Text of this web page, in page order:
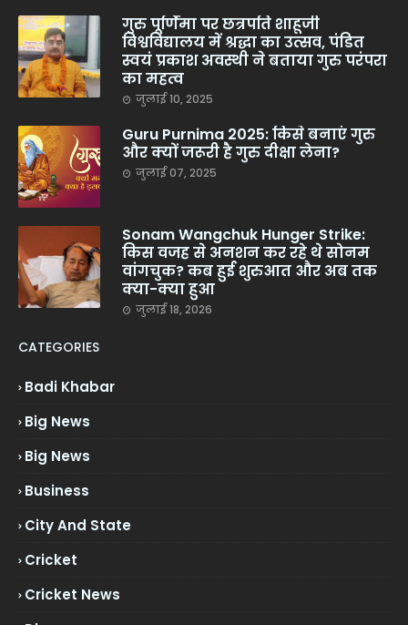
गुरु पूर्णिमा पर छत्रपति शाहूजी
विश्वविद्यालय में श्रद्धा का उत्सव, पंडित
स्वयं प्रकाश अवस्थी ने बताया गुरु परंपरा
का महत्व
जुलाई 10, 2025
Guru Purnima 2025: किसे बनाएं गुरु
और क्यों जरूरी है गुरु दीक्षा लेना?
जुलाई 07, 2025
Sonam Wangchuk Hunger Strike:
किस वजह से अनशन कर रहे थे सोनम
वांगचुक? कब हुई शुरुआत और अब तक
क्या-क्या हुआ
जुलाई 18, 2026
CATEGORIES
Badi Khabar
Big News
Big News
Business
City And State
Cricket
Cricket News